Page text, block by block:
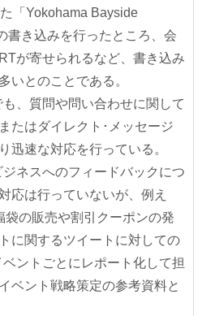
「Yokohama Bayside
書き込みを行ったところ、会
が寄せられるなど、書き込み
いとのことである。
、質問や問い合わせに関して
たはダイレクト･メッセージ
迅速な対応を行っている。
ネスへのフィードバックにつ
応は行っていないが、例え
袋の販売や割引クーポンの発
に関するツイートに対しての
ントごとにレポート化して担
ベント戦略策定の参考資料と